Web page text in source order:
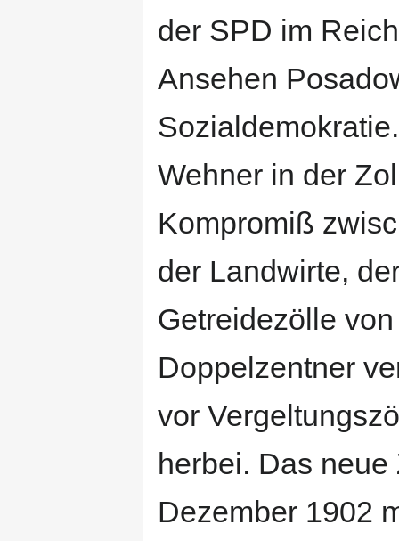
der SPD im
Ansehen
Wehner in der
Kompromiß
der Landwirte,
Getreidezölle
Doppelzentner
vor
herbei. Das
Dezember 1902